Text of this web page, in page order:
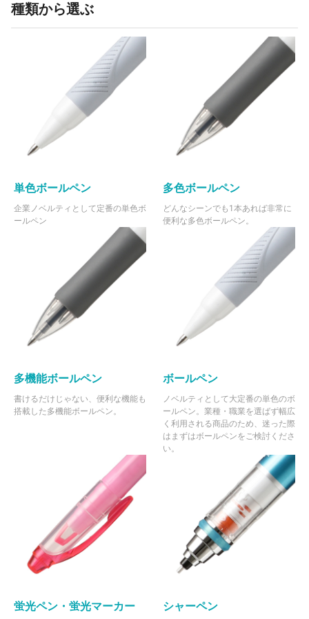
種類から選ぶ
単色ボールペン
企業ノベルティとして定番の単色ボ
ールペン
多色ボールペン
どんなシーンでも1本あれば非常に
便利な多色ボールペン。
多機能ボールペン
書けるだけじゃない、便利な機能も
搭載した多機能ボールペン。
ボールペン
ノベルティとして大定番の単色のボ
ールペン。業種・職業を選ばず幅広
く利用される商品のため、迷った際
はまずはボールペンをご検討くださ
い。
蛍光ペン・蛍光マーカー シャーペン